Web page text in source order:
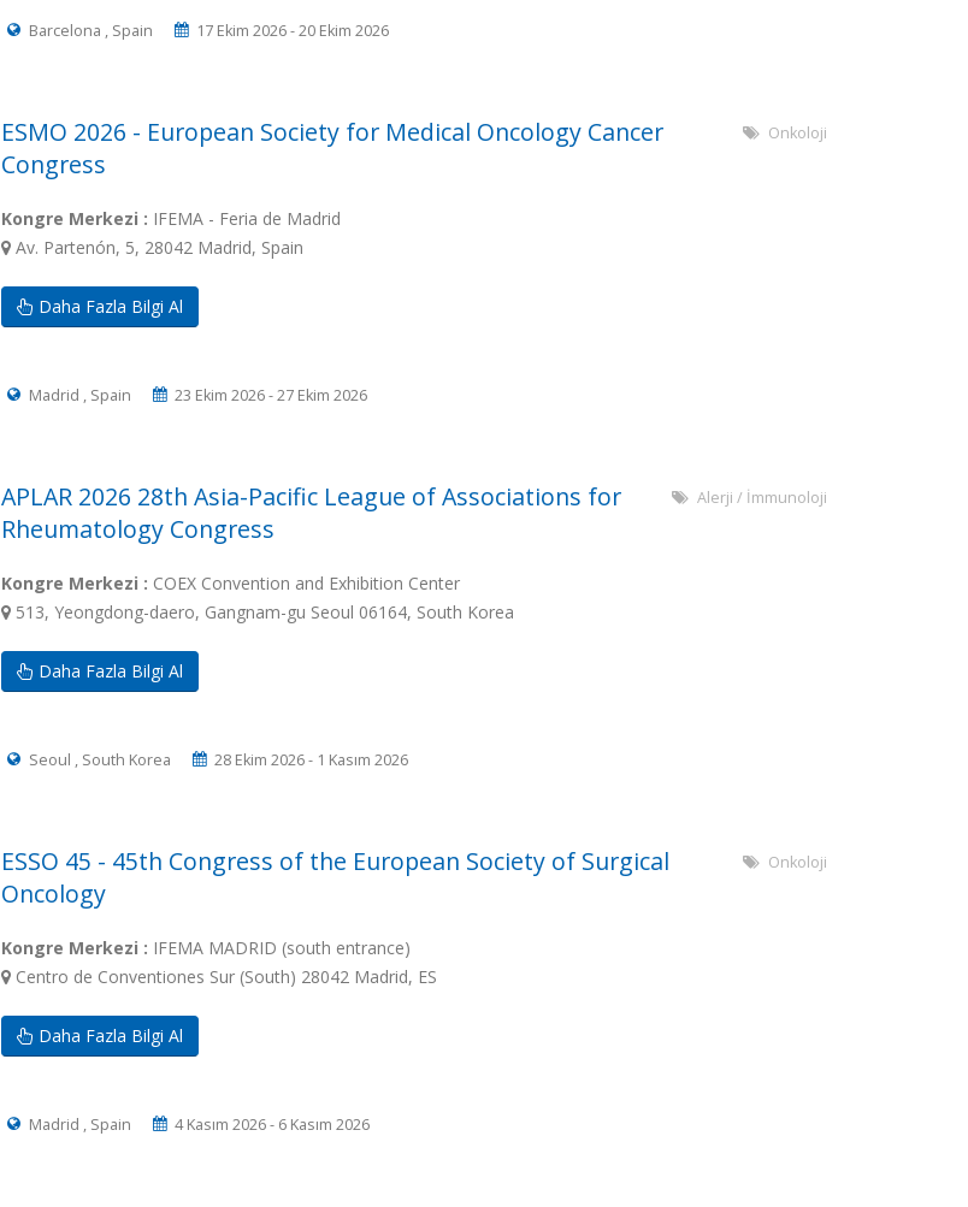
Barcelona , Spain 17 Ekim 2026 - 20 Ekim 2026
Onkoloji
ESMO 2026 - European Society for Medical Oncology Cancer
Congress
Kongre Merkezi : IFEMA - Feria de Madrid
Av. Partenón, 5, 28042 Madrid, Spain
Daha Fazla Bilgi Al
Madrid , Spain 23 Ekim 2026 - 27 Ekim 2026
Alerji / İmmunoloji
APLAR 2026 28th Asia-Pacific League of Associations for
Rheumatology Congress
Kongre Merkezi : COEX Convention and Exhibition Center
513, Yeongdong-daero, Gangnam-gu Seoul 06164, South Korea
Daha Fazla Bilgi Al
Seoul , South Korea 28 Ekim 2026 - 1 Kasım 2026
Onkoloji
ESSO 45 - 45th Congress of the European Society of Surgical
Oncology
Kongre Merkezi : IFEMA MADRID (south entrance)
Centro de Conventiones Sur (South) 28042 Madrid, ES
Daha Fazla Bilgi Al
Madrid , Spain 4 Kasım 2026 - 6 Kasım 2026